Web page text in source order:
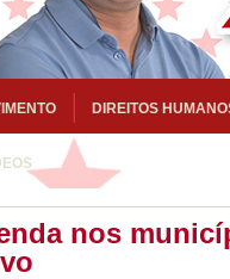
DIREITOS
nos